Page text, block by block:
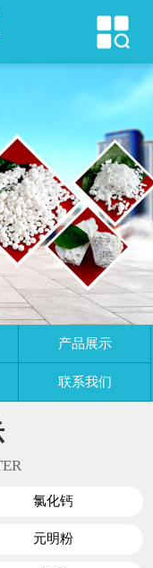
关于我们
发货案例
新闻动态
联系我们
产品展示
联系我们
氯化钙
元明粉